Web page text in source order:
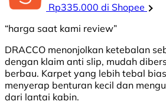
Rp335.000 di Shopee
“harga saat kami review”
DRACCO menonjolkan ketebalan
dengan klaim anti slip, mudah
berbau. Karpet yang lebih tebal
menyerap benturan kecil dan
dari lantai kabin.